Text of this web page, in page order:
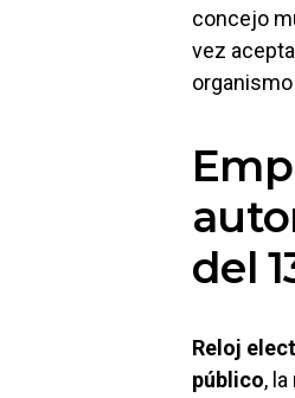
concejo
vez
del
Reloj
público,